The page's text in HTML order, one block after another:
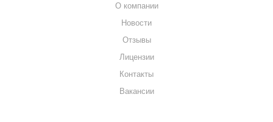
О компании
Новости
Отзывы
Лицензии
Контакты
Вакансии